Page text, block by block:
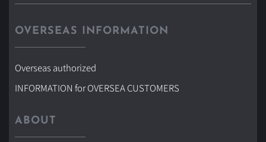
OVERSEAS INFORMATION
Overseas authorized
INFORMATION for OVERSEA CUSTOMERS
ABOUT